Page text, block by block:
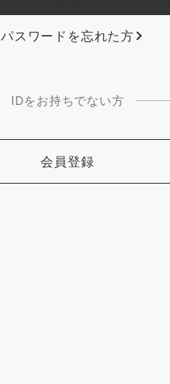
パスワードを忘れた方
IDをお持ちでない方
会員登録